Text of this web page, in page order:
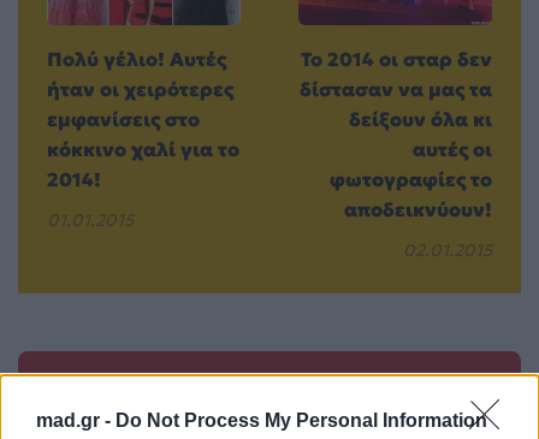
mad.gr - Do Not Process My Personal Information
Πολύ γέλιο! Αυτές
ήταν οι χειρότερες
εμφανίσεις στο
κόκκινο χαλί για το
2014!
01.01.2015
Το 2014 οι σταρ δεν
δίστασαν να μας τα
δείξουν όλα κι
αυτές οι
φωτογραφίες το
αποδεικνύουν!
02.01.2015
Βιογραφικά
Ελλήνων